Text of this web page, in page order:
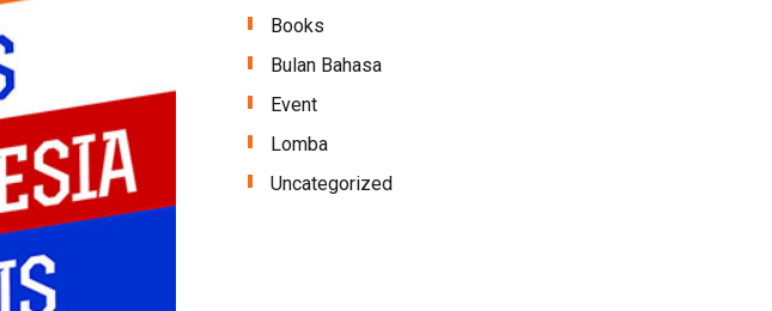
Books
Bulan Bahasa
Event
Lomba
Uncategorized